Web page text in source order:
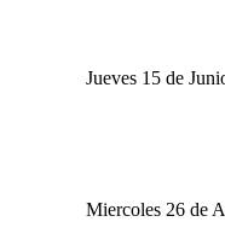
Jueves 15 de
Miercoles 26 de